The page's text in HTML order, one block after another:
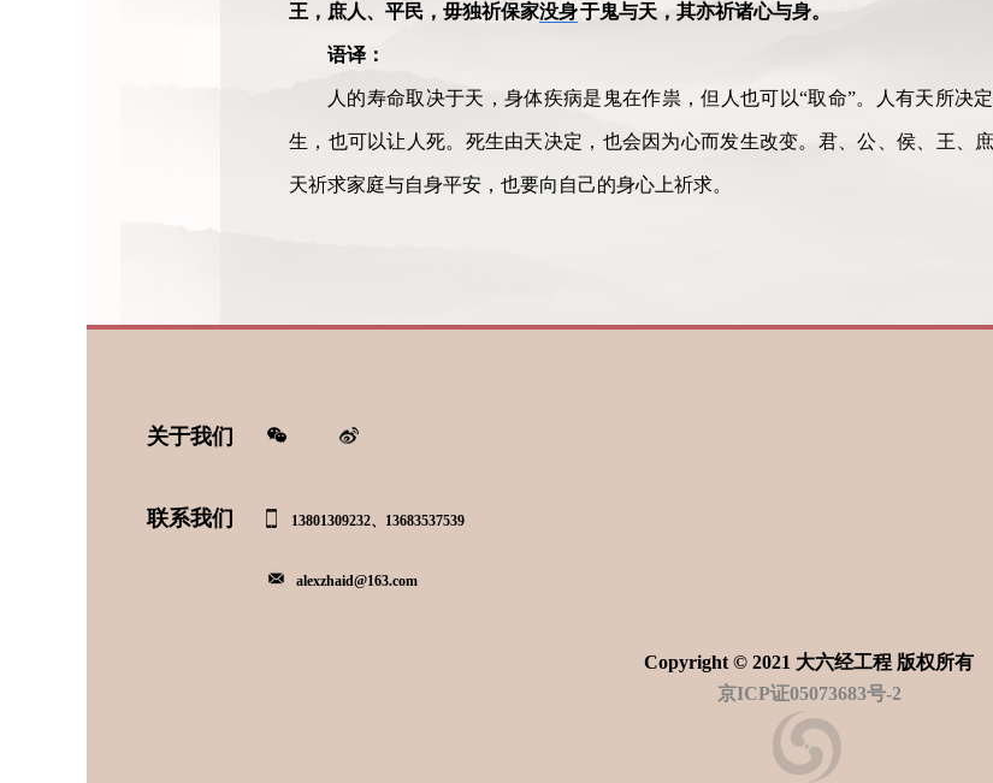
王，庶人、平民，毋独祈保家没身于鬼与天，其亦祈诸心与身。
语译：
人的寿命取决于天，身体疾病是鬼在作祟，但人也可以“取命”。人有天所决
生，也可以让人死。死生由天决定，也会因为心而发生改变。君、公、侯、王、
天祈求家庭与自身平安，也要向自己的身心上祈求。
关于我们
联系我们 13801309232、13683537539
alexzhaid@163.com
Copyright © 2021 大六经工程 版权所有
京ICP证05073683号-2